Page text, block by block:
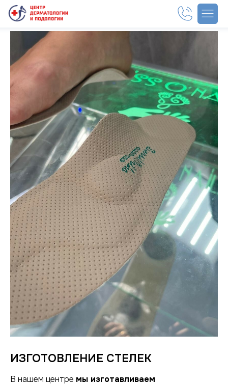
ИЗГОТОВЛЕНИЕ СТЕЛЕК
В нашем центре мы изготавливаем